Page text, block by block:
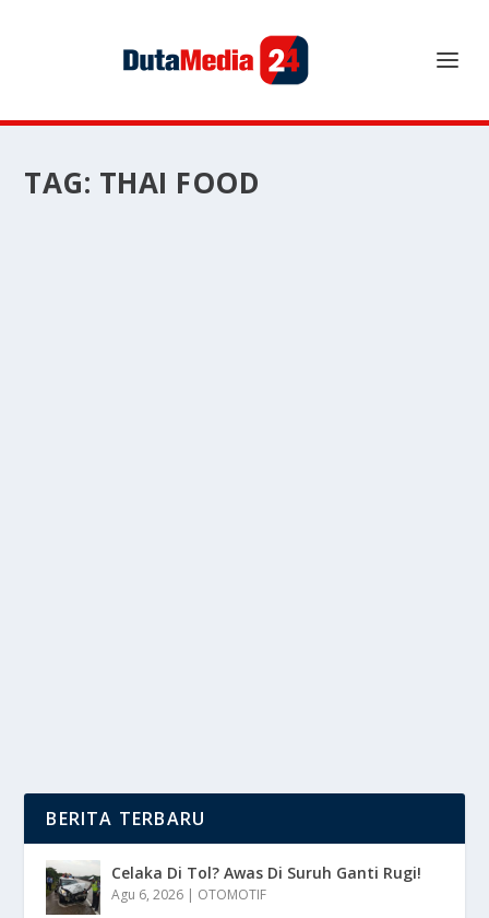
TAG: THAI FOOD
BERITA TERBARU
Celaka Di Tol? Awas Di Suruh Ganti Rugi!
Agu 6, 2026 | OTOMOTIF